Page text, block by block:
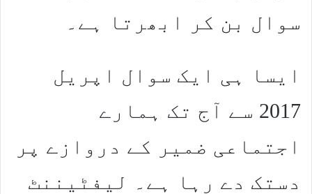
سوال بن کر ابھرتا ہے۔
ایسا ہی ایک سوال اپریل
2017 سے آج تک ہمارے
اجتماعی ضمیر کے دروازے پر
دستک دے رہا ہے۔ لیفٹیننٹ